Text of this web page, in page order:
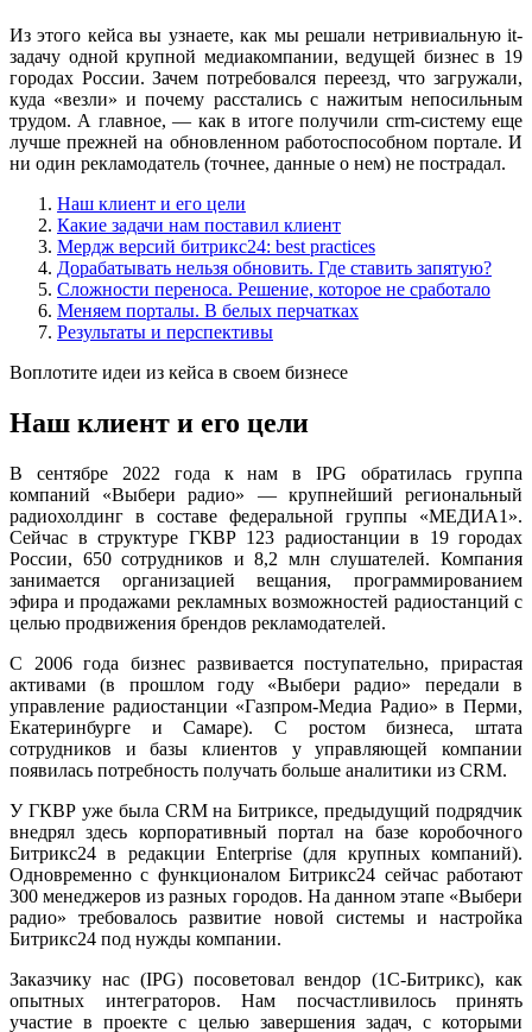
Из этого кейса вы узнаете, как мы решали нетривиальную it-
задачу одной крупной медиакомпании, ведущей бизнес в 19
городах России. Зачем потребовался переезд, что загружали,
куда «везли» и почему расстались с нажитым непосильным
трудом. А главное, — как в итоге получили crm-систему еще
лучше прежней на обновленном работоспособном портале. И
ни один рекламодатель (точнее, данные о нем) не пострадал.
Наш клиент и его цели
Какие задачи нам поставил клиент
Мердж версий битрикс24: best practices
Дорабатывать нельзя обновить. Где ставить запятую?
Сложности переноса. Решение, которое не сработало
Меняем порталы. В белых перчатках
Результаты и перспективы
Воплотите идеи из кейса в своем бизнесе
Наш клиент и его цели
В сентябре 2022 года к нам в IPG обратилась группа
компаний «Выбери радио» — крупнейший региональный
радиохолдинг в составе федеральной группы «МЕДИА1».
Сейчас в структуре ГКВР 123 радиостанции в 19 городах
России, 650 сотрудников и 8,2 млн слушателей. Компания
занимается организацией вещания, программированием
эфира и продажами рекламных возможностей радиостанций с
целью продвижения брендов рекламодателей.
С 2006 года бизнес развивается поступательно, прирастая
активами (в прошлом году «Выбери радио» передали в
управление радиостанции «Газпром-Медиа Радио» в Перми,
Екатеринбурге и Самаре). С ростом бизнеса, штата
сотрудников и базы клиентов у управляющей компании
появилась потребность получать больше аналитики из CRM.
У ГКВР уже была CRM на Битриксе, предыдущий подрядчик
внедрял здесь корпоративный портал на базе коробочного
Битрикс24 в редакции Enterprise (для крупных компаний).
Одновременно с функционалом Битрикс24 сейчас работают
300 менеджеров из разных городов. На данном этапе «Выбери
радио» требовалось развитие новой системы и настройка
Битрикс24 под нужды компании.
Заказчику нас (IPG) посоветовал вендор (1С-Битрикс), как
опытных интеграторов. Нам посчастливилось принять
участие в проекте с целью завершения задач, с которыми